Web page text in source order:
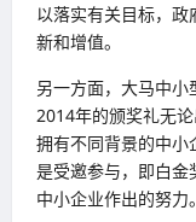
以落实有关目标，
新和增值。
另一方面，大马中小
2014年的颁奖礼无
拥有不同背景的中小
是受邀参与，即白金
中小企业作出的努力。